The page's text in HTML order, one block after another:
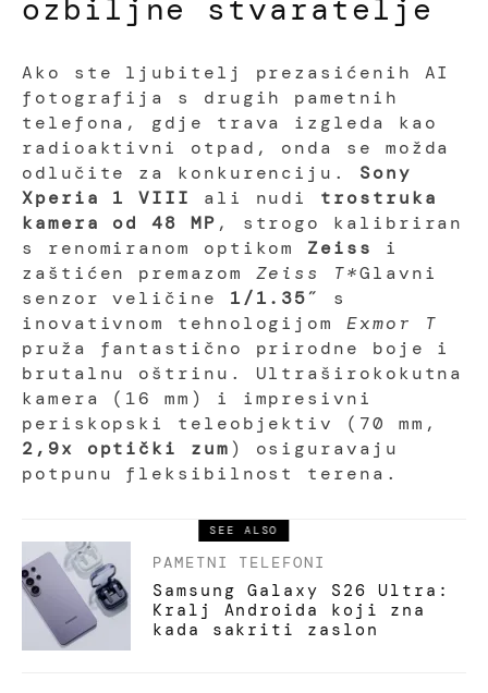
ozbiljne stvaratelje
Ako ste ljubitelj prezasićenih AI
fotografija s drugih pametnih
telefona, gdje trava izgleda kao
radioaktivni otpad, onda se možda
odlučite za konkurenciju. Sony
Xperia 1 VIII
ali nudi trostruka
kamera od 48 MP , strogo kalibriran
s renomiranom optikom Zeiss
i
zaštićen premazom Zeiss T*Glavni
senzor veličine 1/1.35″
s
inovativnom tehnologijomExmor T
pruža fantastično prirodne boje i
brutalnu oštrinu. Ultraširokokutna
kamera (16 mm) i impresivni
periskopski teleobjektiv (70 mm,
2,9x optički zum) osiguravaju
potpunu fleksibilnost terena.
SEE ALSO
PAMETNI TELEFONI
Samsung Galaxy S26 Ultra:
Kralj Androida koji zna
kada sakriti zaslon